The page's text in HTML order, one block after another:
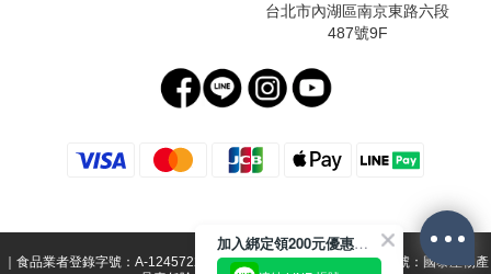
台北市內湖區南京東路六段
487號9F
｜食品業者登錄字號：A-124572247-00000-1 ｜ 投保產品責任險字號：國泰產物產
加入綁定領200元優惠券！